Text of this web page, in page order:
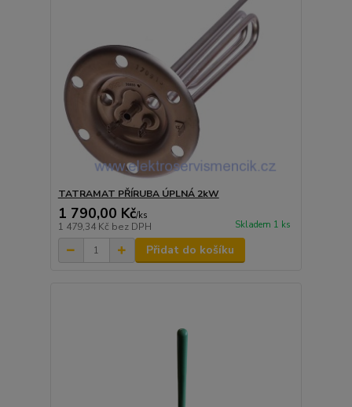
TATRAMAT PŘÍRUBA ÚPLNÁ 2kW
1 790,00 Kč/ks
1 479,34 Kč bez DPH Skladem 1 ks
Přidat do košíku